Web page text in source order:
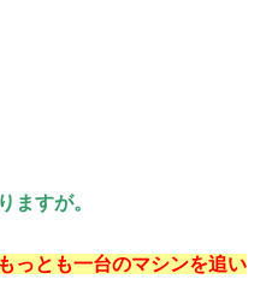
ますが。
もっとも一台のマシンを追い